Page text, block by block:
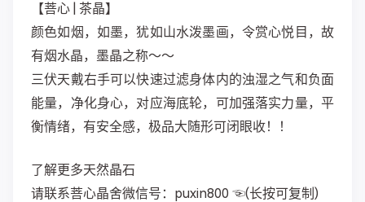
【菩心 | 茶晶】
颜色如烟，如墨，犹如山水泼墨画，令赏心悦目，故
有烟水晶，墨晶之称～～
三伏天戴右手可以快速过滤身体内的浊湿之气和负面
能量，净化身心，对应海底轮，可加强落实力量，平
衡情绪，有安全感，极品大随形可闭眼收！！
了解更多天然晶石
请联系菩心晶舍微信号：puxin800 ☜(长按可复制)